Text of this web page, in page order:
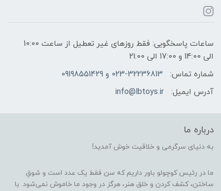
ساعات پاسخگویی: فقط روزهای غیر تعطیل از ساعت 10:00
الی 14:00 و 17:00 الی 21:00
شماره تماس:
023-32236813 و 09198551429
آدرس ایمیل:
info@lbtoys.ir
درباره ما
به دنیای سرگرمی و خلاقیت خوش آمدید!
ما در رئیس کوچولو باور داریم که سن فقط یک عدد است و شوقِ
ساختن، کشف کردن و خلق هنر، هرگز در وجود ما خاموش نمی‌شود. با